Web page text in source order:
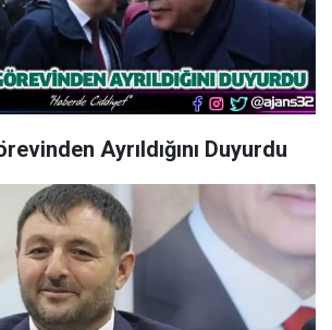
Ayrıldığını Duyurdu